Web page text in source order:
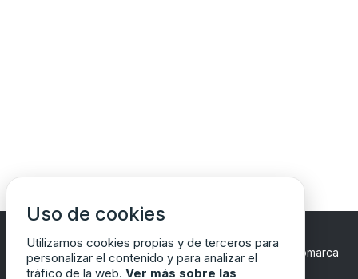
Copyrights © 2024 Todos los Derechos Reservados
Comarca
del Matarraña/Matarranya
Uso de cookies
Utilizamos cookies propias y de terceros para
personalizar el contenido y para analizar el
tráfico de la web. Ver más sobre las